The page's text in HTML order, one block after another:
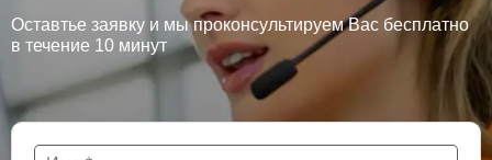
Оставтье заявку и мы проконсультируем Вас бесплатно
в течение 10 минут